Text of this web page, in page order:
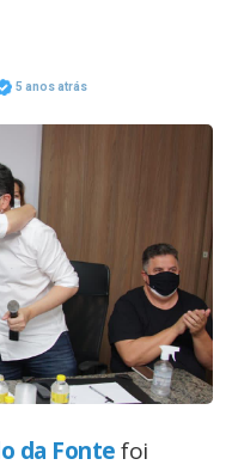
5 anos atrás
da Fontefoi